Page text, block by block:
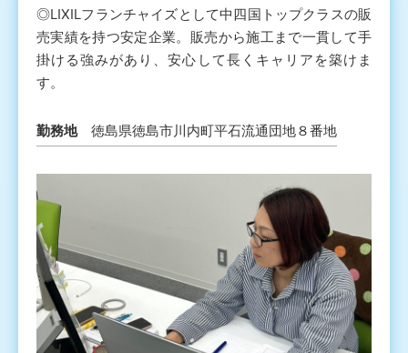
◎LIXILフランチャイズとして中四国トップクラスの販
売実績を持つ安定企業。販売から施工まで一貫して手
掛ける強みがあり、安心して長くキャリアを築けま
す。
勤務地 徳島県徳島市川内町平石流通団地８番地